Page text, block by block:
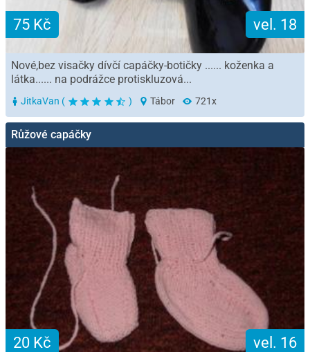
75 Kč vel. 18
Nové,bez visačky dívčí capáčky-botičky ...... koženka a
látka...... na podrážce protiskluzová...
JitkaVan ( ) Tábor 721x
Růžové capáčky
20 Kč vel. 16